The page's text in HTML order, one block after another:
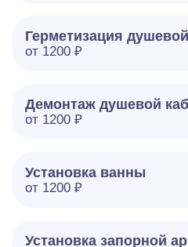
Герметизация
от 1200 ₽
Демонтаж душевой
от 1200 ₽
Установка ванны
от 1200 ₽
Установка запорной